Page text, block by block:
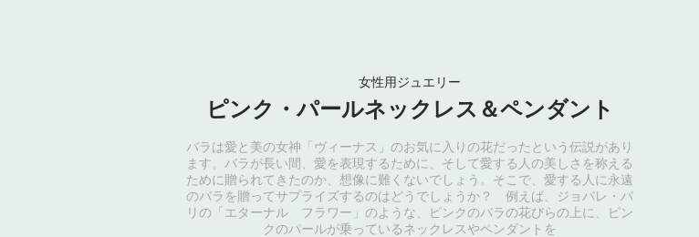
女性用ジュエリー
ピンク・パールネックレス＆ペンダント
バラは愛と美の女神「ヴィーナス」のお気に入りの花だったという伝説があり
ます。バラが長い間、愛を表現するために、そして愛する人の美しさを称える
ために贈られてきたのか、想像に難くないでしょう。そこで、愛する人に永遠
のバラを贈ってサプライズするのはどうでしょうか？ 例えば、ジョバレ・パ
リの「エターナル フラワー」のような、ピンクのバラの花びらの上に、ピン
クのパールが乗っているネックレスやペンダントを